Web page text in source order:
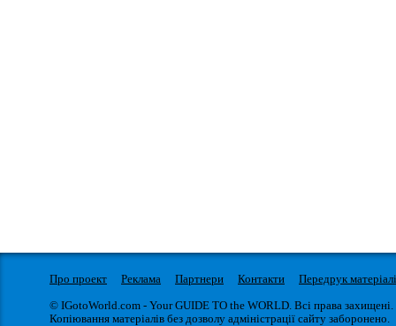
Про проект Реклама Партнери Контакти
Передрук
© IGotoWorld.com - Your GUIDE TO the WORLD. Всі права захищені.
Копіювання матеріалів без дозволу адміністрації сайту заборонено.